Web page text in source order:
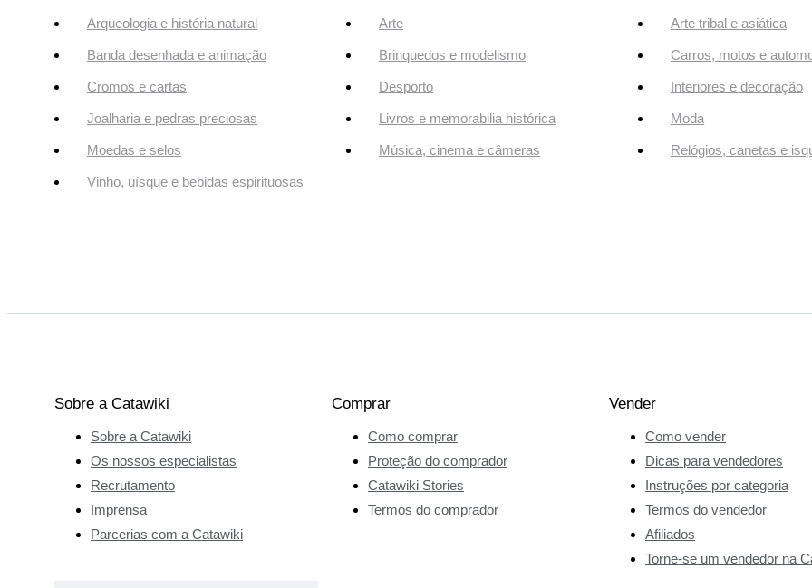
Arqueologia e história natural Arte Arte tribal e asiática
Banda desenhada e animação Brinquedos e modelismo Carros, motos e
Cromos e cartas Desporto Interiores e decoração
Joalharia e pedras preciosas Livros e memorabilia histórica Moda
Moedas e selos Música, cinema e câmeras Relógios, canetas e
Vinho, uísque e bebidas espirituosas
Sobre a Catawiki
Sobre a Catawiki
Os nossos especialistas
Recrutamento
Imprensa
Parcerias com a Catawiki
Comprar
Como comprar
Proteção do comprador
Catawiki Stories
Termos do comprador
Vender
Como vender
Dicas para vendedores
Instruções por categoria
Termos do vendedor
Afiliados
Torne-se um vendedor na